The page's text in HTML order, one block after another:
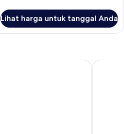
Lihat harga untuk tanggal Anda
Shantaa